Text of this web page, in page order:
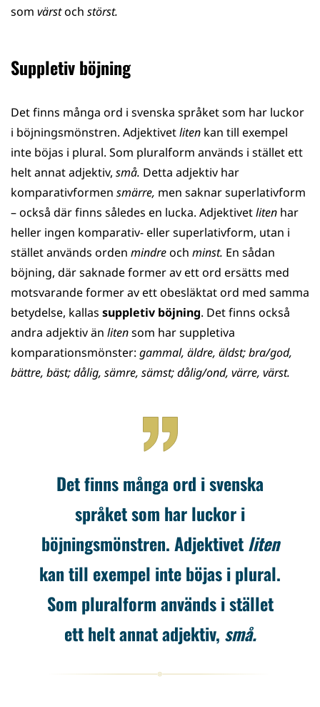
som värstoch störst.
Suppletiv böjning
Det finns många ord i svenska språket som har luckor
i böjningsmönstren. Adjektivetliten kan till exempel
inte böjas i plural. Som pluralform används i stället ett
helt annat adjektiv, små. Detta adjektiv har
komparativformen smärre, men saknar superlativform
– också där finns således en lucka. Adjektivetliten har
heller ingen komparativ- eller superlativform, utan i
stället används orden mindreoch minst. En sådan
böjning, där saknade former av ett ord ersätts med
motsvarande former av ett obesläktat ord med samma
betydelse, kallas suppletiv böjning. Det finns också
andra adjektiv än litensom har suppletiva
komparationsmönster: gammal, äldre, äldst; bra/god,
bättre, bäst; dålig, sämre, sämst; dålig/ond, värre, värst.
Det finns många ord i svenska
språket som har luckor i
böjningsmönstren. Adjektivetliten
kan till exempel inte böjas i plural.
Som pluralform används i stället
ett helt annat adjektiv, små.